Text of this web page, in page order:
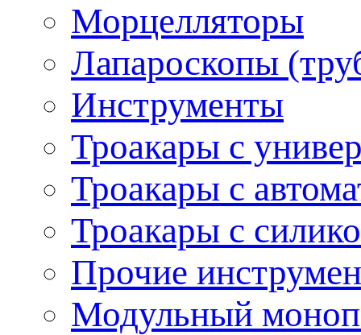
Морцелляторы
Лапароскопы
Инструменты
Троакары с
Троакары с
Троакары с
Прочие
Модульный